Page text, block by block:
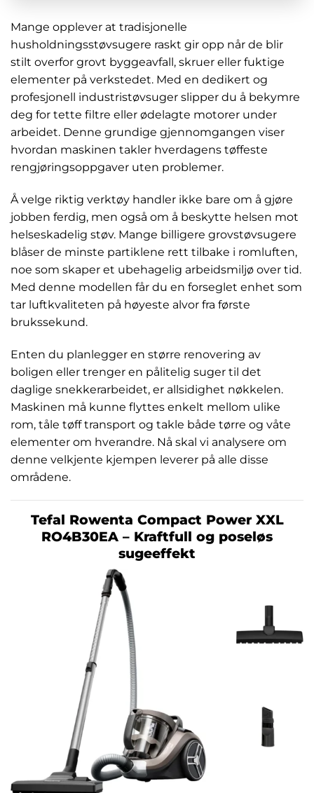
Mange opplever at tradisjonelle
husholdningsstøvsugere raskt gir opp når de blir
stilt overfor grovt byggeavfall, skruer eller fuktige
elementer på verkstedet. Med en dedikert og
profesjonell industristøvsuger slipper du å bekymre
deg for tette filtre eller ødelagte motorer under
arbeidet. Denne grundige gjennomgangen viser
hvordan maskinen takler hverdagens tøffeste
rengjøringsoppgaver uten problemer.
Å velge riktig verktøy handler ikke bare om å gjøre
jobben ferdig, men også om å beskytte helsen mot
helseskadelig støv. Mange billigere grovstøvsugere
blåser de minste partiklene rett tilbake i romluften,
noe som skaper et ubehagelig arbeidsmiljø over tid.
Med denne modellen får du en forseglet enhet som
tar luftkvaliteten på høyeste alvor fra første
brukssekund.
Enten du planlegger en større renovering av
boligen eller trenger en pålitelig suger til det
daglige snekkerarbeidet, er allsidighet nøkkelen.
Maskinen må kunne flyttes enkelt mellom ulike
rom, tåle tøff transport og takle både tørre og våte
elementer om hverandre. Nå skal vi analysere om
denne velkjente kjempen leverer på alle disse
områdene.
Tefal Rowenta Compact Power XXL
RO4B30EA – Kraftfull og poseløs
sugeeffekt